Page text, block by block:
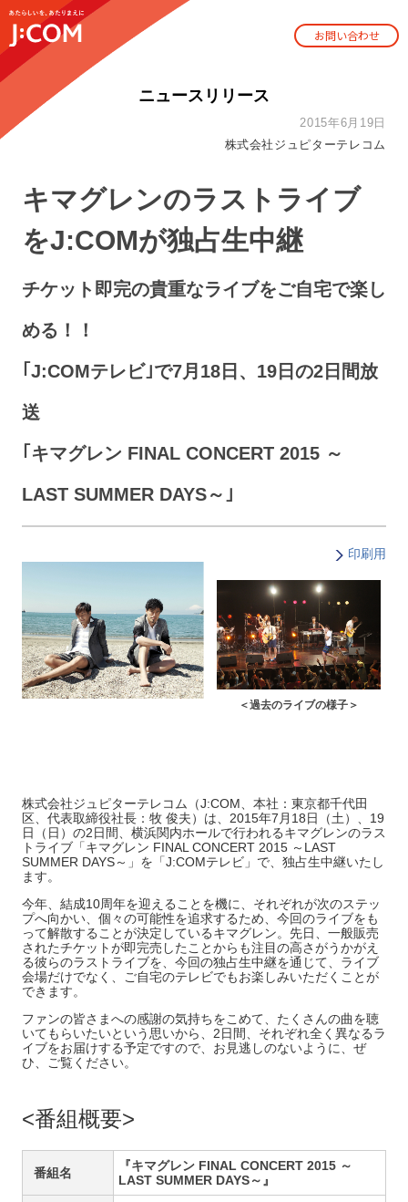
お問い合わせ
ニュースリリース
2015年6月19日
株式会社ジュピターテレコム
キマグレンのラストライブ
をJ:COMが独占生中継
チケット即完の貴重なライブをご自宅で楽し
める！！
｢J:COMテレビ｣で7月18日、19日の2日間放
送
｢キマグレン FINAL CONCERT 2015 ～
LAST SUMMER DAYS～｣
印刷用
＜過去のライブの様子＞
株式会社ジュピターテレコム（J:COM、本社：東京都千代田
区、代表取締役社長：牧 俊夫）は、2015年7月18日（土）、19
日（日）の2日間、横浜関内ホールで行われるキマグレンのラス
トライブ「キマグレン FINAL CONCERT 2015 ～LAST
SUMMER DAYS～」を「J:COMテレビ」で、独占生中継いたし
ます。
今年、結成10周年を迎えることを機に、それぞれが次のステッ
プへ向かい、個々の可能性を追求するため、今回のライブをも
って解散することが決定しているキマグレン。先日、一般販売
されたチケットが即完売したことからも注目の高さがうかがえ
る彼らのラストライブを、今回の独占生中継を通じて、ライブ
会場だけでなく、ご自宅のテレビでもお楽しみいただくことが
できます。
ファンの皆さまへの感謝の気持ちをこめて、たくさんの曲を聴
いてもらいたいという思いから、2日間、それぞれ全く異なるラ
イブをお届けする予定ですので、お見逃しのないように、ぜ
ひ、ご覧ください。
番組概要
番組名 『キマグレン FINAL CONCERT 2015 ～
LAST SUMMER DAYS～』